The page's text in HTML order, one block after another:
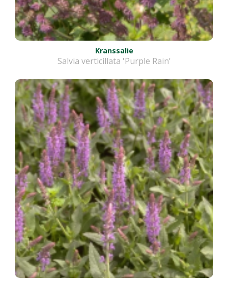
Kranssalie
Salvia verticillata 'Purple Rain'